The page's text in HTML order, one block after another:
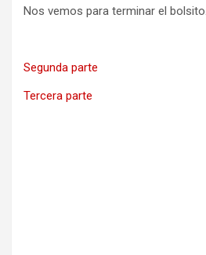
Nos vemos para terminar el
Segunda parte
Tercera parte